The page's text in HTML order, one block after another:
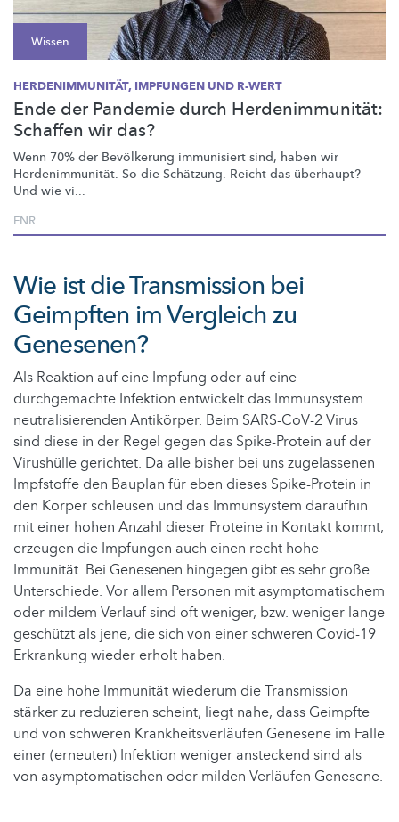
Wissen
HERDENIMMUNITÄT, IMPFUNGEN UND R-WERT
Ende der Pandemie durch Herdenimmunität:
Schaffen wir das?
Wenn 70% der Bevölkerung immunisiert sind, haben wir
Herdenimmunität. So die Schätzung. Reicht das überhaupt?
Und wie vi...
FNR
Wie ist die Transmission bei
Geimpften im Vergleich zu
Genesenen?
Als Reaktion auf eine Impfung oder auf eine
durchgemachte Infektion entwickelt das Immunsystem
neutralisierenden Antikörper. Beim SARS-CoV-2 Virus
sind diese in der Regel gegen das Spike-Protein auf der
Virushülle gerichtet. Da alle bisher bei uns zugelassenen
Impfstoffe den Bauplan für eben dieses Spike-Protein in
den Körper schleusen und das Immunsystem daraufhin
mit einer hohen Anzahl dieser Proteine in Kontakt kommt,
erzeugen die Impfungen auch einen recht hohe
Immunität. Bei Genesenen hingegen gibt es sehr große
Unterschiede. Vor allem Personen mit asymptomatischem
oder mildem Verlauf sind oft weniger, bzw. weniger lange
geschützt als jene, die sich von einer schweren Covid-19
Erkrankung wieder erholt haben.
Da eine hohe Immunität wiederum die Transmission
stärker zu reduzieren scheint, liegt nahe, dass Geimpfte
und von schweren Krankheitsverläufen Genesene im Falle
einer (erneuten) Infektion weniger ansteckend sind als
von asymptomatischen oder milden Verläufen Genesene.